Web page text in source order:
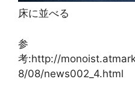
床に並べる
参
考:http://
8/08/news002_4.html